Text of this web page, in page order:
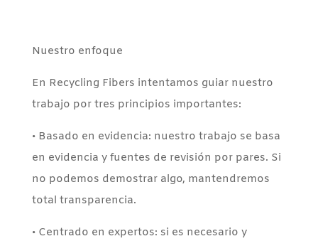
Nuestro enfoque
En Recycling Fibers intentamos guiar nuestro
trabajo por tres principios importantes:
• Basado en evidencia: nuestro trabajo se basa
en evidencia y fuentes de revisión por pares. Si
no podemos demostrar algo, mantendremos
total transparencia.
• Centrado en expertos: si es necesario y